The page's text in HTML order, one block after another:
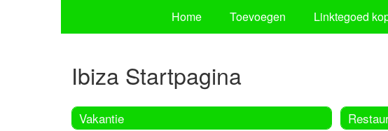
Home Toevoegen Linktegoed
Ibiza Startpagina
Vakantie